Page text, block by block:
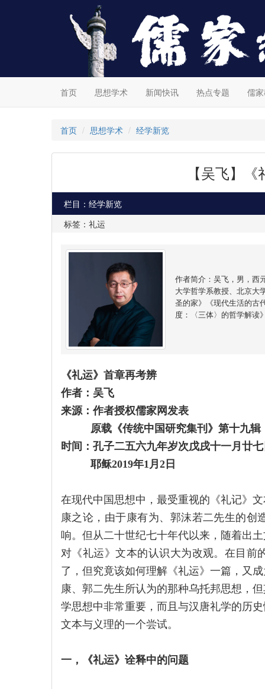
首页 思想学术 新闻快讯 热点专题 儒
首页 思想学术 经学新览
【吴飞】
栏目：经学新览
标签：礼运
作者简介：吴飞，男，西
大学哲学系教授、北京大
圣的家》《现代生活的古
度：〈三体〉的哲学解
《礼运》首章再考辨
作者：吴飞
来源：作者授权儒家网发表
原载《传统中国研究集刊》第十九辑
时间：孔子二五六九年岁次戊戌十一月廿
耶稣2019年1月2日
在现代中国思想中，最受重视的《礼记》
康之论，由于康有为、郭沫若二先生的创
响。但从二十世纪七十年代以来，随着出
对《礼运》文本的认识大为改观。在目前
了，但究竟该如何理解《礼运》一篇，又
康、郭二先生所认为的那种乌托邦思想，
学思想中非常重要，而且与汉唐礼学的历
文本与义理的一个尝试。
一，《礼运》诠释中的问题